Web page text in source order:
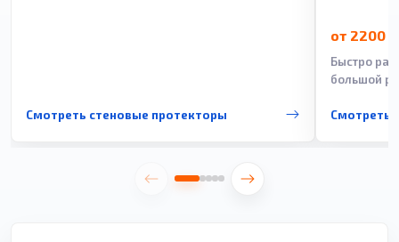
Смотреть стеновые протекторы
от 2200
Быстро
большой
Смотреть